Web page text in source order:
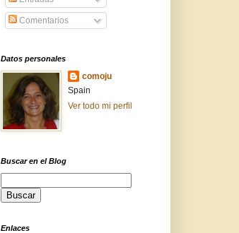
Comentarios
Datos personales
comoju
Spain
Ver todo mi perfil
Buscar en el Blog
Enlaces